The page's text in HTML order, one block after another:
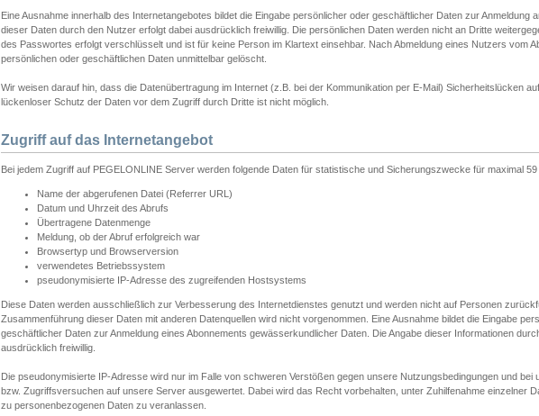
Eine Ausnahme innerhalb des Internetangebotes bildet die Eingabe persönlicher oder geschäftlicher Daten zur Anmeldung
dieser Daten durch den Nutzer erfolgt dabei ausdrücklich freiwillig. Die persönlichen Daten werden nicht an Dritte
des Passwortes erfolgt verschlüsselt und ist für keine Person im Klartext einsehbar. Nach Abmeldung eines Nutzers vom
persönlichen oder geschäftlichen Daten unmittelbar gelöscht.
Wir weisen darauf hin, dass die Datenübertragung im Internet (z.B. bei der Kommunikation per E-Mail) Sicherheitslücken
lückenloser Schutz der Daten vor dem Zugriff durch Dritte ist nicht möglich.
Zugriff auf das Internetangebot
Bei jedem Zugriff auf PEGELONLINE Server werden folgende Daten für statistische und Sicherungszwecke für maximal
Name der abgerufenen Datei (Referrer URL)
Datum und Uhrzeit des Abrufs
Übertragene Datenmenge
Meldung, ob der Abruf erfolgreich war
Browsertyp und Browserversion
verwendetes Betriebssystem
pseudonymisierte IP-Adresse des zugreifenden Hostsystems
Diese Daten werden ausschließlich zur Verbesserung des Internetdienstes genutzt und werden nicht auf Personen
Zusammenführung dieser Daten mit anderen Datenquellen wird nicht vorgenommen. Eine Ausnahme bildet die Eingabe
geschäftlicher Daten zur Anmeldung eines Abonnements gewässerkundlicher Daten. Die Angabe dieser Informationen
ausdrücklich freiwillig.
Die pseudonymisierte IP-Adresse wird nur im Falle von schweren Verstößen gegen unsere Nutzungsbedingungen und bei
bzw. Zugriffsversuchen auf unsere Server ausgewertet. Dabei wird das Recht vorbehalten, unter Zuhilfenahme einzelner
zu personenbezogenen Daten zu veranlassen.